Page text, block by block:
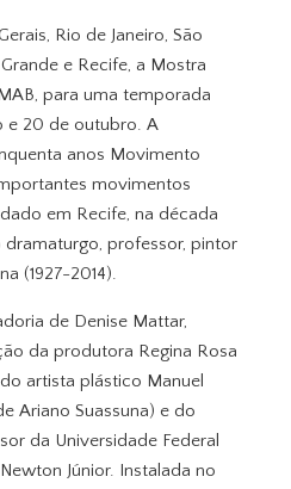
Rio de Janeiro, São
e Recife, a Mostra
para uma temporada
e 20 de outubro. A
anos Movimento
movimentos
em Recife, na década
dramaturgo, professor, pintor
(1927-2014).
de Denise Mattar,
da produtora Regina Rosa
artista plástico Manuel
Ariano Suassuna) e do
da Universidade Federal
Júnior. Instalada no